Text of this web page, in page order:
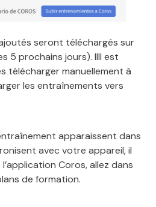
seront téléchargés sur
5 prochains jours). IlIl est
télécharger manuellement à
les entraînements vers
apparaissent dans
avec votre appareil, il
Coros, allez dans
de formation.